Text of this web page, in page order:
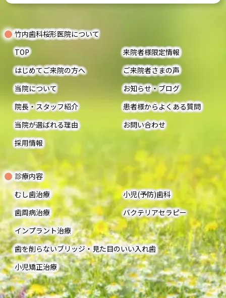
竹内歯科桜形医院について
TOP
来院者様限定情報
はじめてご来院の方へ
ご来院者さまの声
当院について
お知らせ・ブログ
院長・スタッフ紹介
患者様からよくある質問
当院が選ばれる理由
お問い合わせ
採用情報
診療内容
むし歯治療
小児(予防)歯科
歯周病治療
バクテリアセラピー
インプラント治療
歯を削らないブリッジ・見た目のいい入れ歯
小児矯正治療